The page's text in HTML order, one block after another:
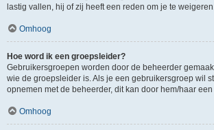
lastig vallen, hij of zij heeft een reden om je te
Omhoog
Hoe word ik een groepsleider?
Gebruikersgroepen worden door de beheerder
wie de groepsleider is. Als je een gebruikersgroep wil
opnemen met de beheerder, dit kan door hem/haar
Omhoog